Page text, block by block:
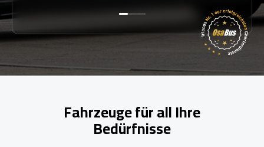
Fahrzeuge für all Ihre
Bedürfnisse